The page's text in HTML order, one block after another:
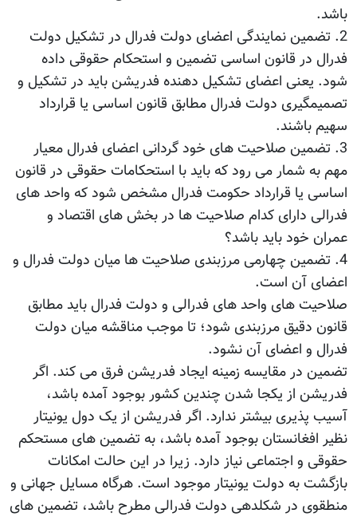
باشد.
2. تضمین نمایندگی اعضای دولت فدرال در تشکیل دولت
فدرال در قانون اساسی تضمین و استحکام حقوقی داده
شود. یعنی اعضای تشکیل دهنده فدریشن باید در تشکیل و
تصمیمگیری دولت فدرال مطابق قانون اساسی یا قرارداد
سهیم باشند.
3. تضمین صلاحیت های خود گردانی اعضای فدرال معیار
مهم به شمار می رود که باید با استحکامات حقوقی در قانون
اساسی یا قرارداد حکومت فدرال مشخص شود که واحد های
فدرالی دارای کدام صلاحیت ها در بخش های اقتصاد و
عمران خود باید باشد؟
4. تضمین چهارمی مرزبندی صلاحیت ها میان دولت فدرال و
اعضای آن است.
صلاحیت های واحد های فدرالی و دولت فدرال باید مطابق
قانون دقیق مرزبندی شود؛ تا موجب مناقشه میان دولت
فدرال و اعضای آن نشود.
تضمین در مقایسه زمینه ایجاد فدریشن فرق می کند. اگر
فدریشن از یکجا شدن چندین کشور بوجود آمده باشد،
آسیب پذیری بیشتر ندارد. اگر فدریشن از یک دول یونیتار
نظیر افغانستان بوجود آمده باشد، به تضمین های مستحکم
حقوقی و اجتماعی نیاز دارد. زیرا در این حالت امکانات
بازگشت به دولت یونیتار موجود است. هرگاه مسایل جهانی و
منطقوی در شکلدهی دولت فدرالی مطرح باشد، تضمین های